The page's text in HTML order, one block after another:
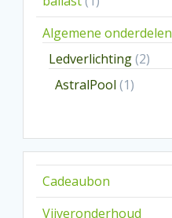
product
Algemene onderdelen
Ledverlichting 22
AstralPool 11
Cadeaubon
Vijveronderhoud